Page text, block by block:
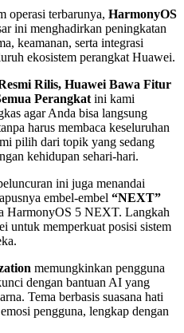
operasi terbarunya, HarmonyOS
ini menghadirkan peningkatan
keamanan, serta integrasi
ekosistem perangkat Huawei.
Rilis, Huawei Bawa Fitur
Perangkat ini kami
agar Anda bisa langsung
harus membaca keseluruhan
pilih dari topik yang sedang
kehidupan sehari-hari.
ini juga menandai
embel-embel “NEXT”
HarmonyOS 5 NEXT. Langkah
untuk memperkuat posisi sistem
memungkinkan pengguna
dengan bantuan AI yang
Tema berbasis suasana hati
pengguna, lengkap dengan